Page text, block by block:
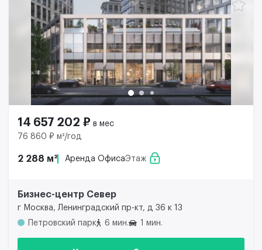
14 657 202 ₽ в мес
76 860 ₽ м²/год
2 288 м² Аренда ОфисаЭтаж
Бизнес-центр Север
г Москва, Ленинградский пр-кт, д 36 к 13
Петровский парк
6 мин. 1 мин.